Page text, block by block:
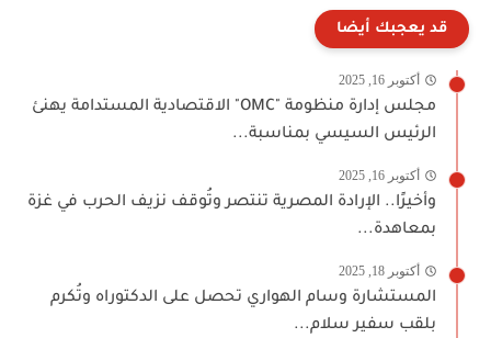
قد يعجبك أيضا
أكتوبر 16, 2025
مجلس إدارة منظومة "OMC" الاقتصادية المستدامة يهنئ
الرئيس السيسي بمناسبة...
أكتوبر 16, 2025
وأخيرًا.. الإرادة المصرية تنتصر وتُوقف نزيف الحرب في غزة
بمعاهدة...
أكتوبر 18, 2025
المستشارة وسام الهواري تحصل على الدكتوراه وتُكرم
بلقب سفير سلام...